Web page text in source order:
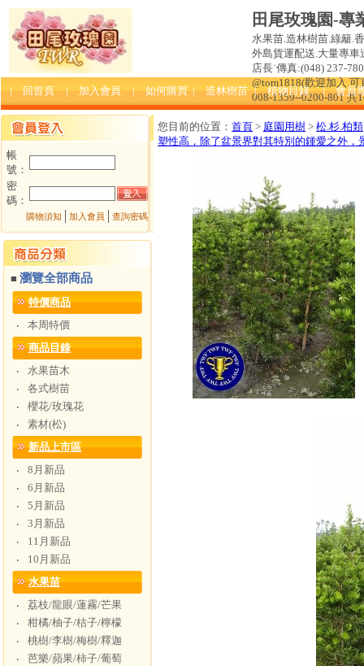
田尾玫瑰園-專
水果苗.造林樹苗.綠籬.
外島貨運配送.大量專車
店長˙傳真:(048) 237-
@tom1818(歡迎加入.
008-1359--0200-801 共
| 回首頁 | 加入會員 | 如何購買 | 造林樹苗 | 植物目錄 | 會員
帳
號：
密
碼：
購物須知 加入會員 查詢密碼
■瀏覽全部商品
特價商品
‧
本周特價
商品目錄
‧
水果苗木
‧
各式樹苗
‧
櫻花/玫瑰花
‧
素材(松)
新品上市區
‧
8月新品
‧
6月新品
‧
5月新品
‧
3月新品
‧
11月新品
‧
10月新品
水果苗
‧
荔枝/龍眼/蓮霧/芒果
‧
柑橘/柚子/桔子/檸檬
‧
桃樹/李樹/梅樹/釋迦
‧
芭樂/蘋果/柿子/葡萄
您目前的位置： 首頁 > 庭園用樹 > 松.杉.柏類
塑性高，除了盆景界對其特別的鍾愛之外，